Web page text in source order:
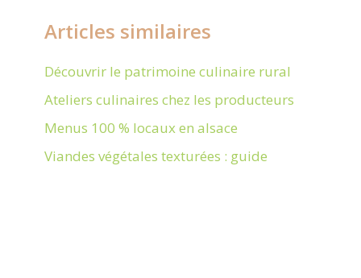
Articles similaires
Découvrir le patrimoine culinaire rural
Ateliers culinaires chez les producteurs
Menus 100 % locaux en alsace
Viandes végétales texturées : guide